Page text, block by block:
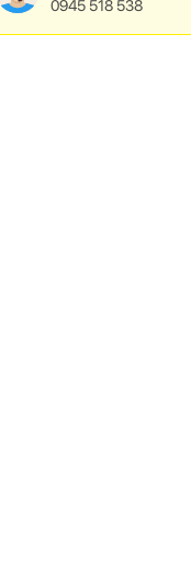
0945 518 538